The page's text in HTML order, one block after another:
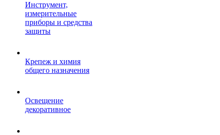
Инструмент,
измерительные
приборы и средства
защиты
Крепеж и химия
общего назначения
Освещение
декоративное